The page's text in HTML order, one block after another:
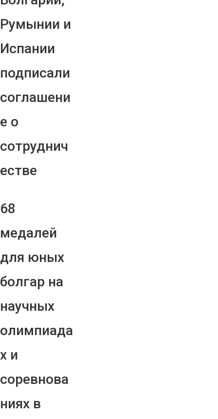
Румынии и
Испании
подписали
соглашени
е о
сотруднич
естве
68
медалей
для юных
болгар на
научных
олимпиада
х и
соревнова
ниях в